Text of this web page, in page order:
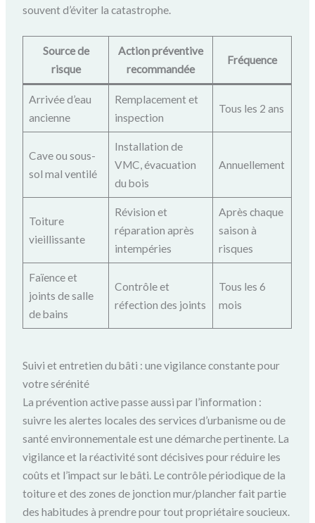
souvent d’éviter la catastrophe.
Source de
risque
Action préventive
recommandée
Fréquence
Arrivée d’eau
ancienne
Remplacement et
inspection
Tous les 2 ans
Cave ou sous-
sol mal ventilé
Installation de
VMC, évacuation
du bois
Annuellement
Toiture
vieillissante
Révision et
réparation après
intempéries
Après chaque
saison à
risques
Faïence et
joints de salle
de bains
Contrôle et
réfection des joints
Tous les 6
mois
Suivi et entretien du bâti : une vigilance constante pour
votre sérénité
La prévention active passe aussi par l’information :
suivre les alertes locales des services d’urbanisme ou de
santé environnementale est une démarche pertinente. La
vigilance et la réactivité sont décisives pour réduire les
coûts et l’impact sur le bâti. Le contrôle périodique de la
toiture et des zones de jonction mur/plancher fait partie
des habitudes à prendre pour tout propriétaire soucieux.